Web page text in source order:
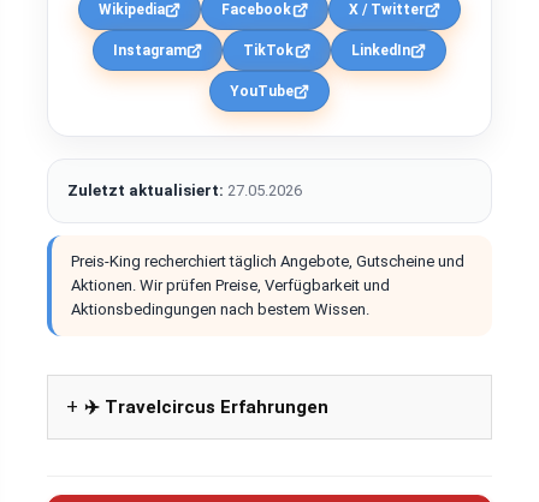
Wikipedia Facebook X / Twitter
Instagram TikTok LinkedIn
YouTube
Zuletzt aktualisiert: 27.05.2026
Preis-King recherchiert täglich Angebote, Gutscheine und
Aktionen. Wir prüfen Preise, Verfügbarkeit und
Aktionsbedingungen nach bestem Wissen.
✈️ Travelcircus Erfahrungen